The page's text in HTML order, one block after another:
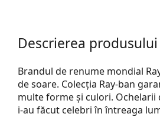
Descrierea produsului
Brandul de renume mondial
de soare. Colecția Ray-ban
multe forme și culori. Ochelarii
i-au făcut celebri în întreaga